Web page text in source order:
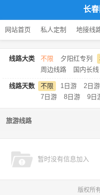
长
网站首页 私人定制 地接线
线路大类 不限 夕阳红专列
周边线路
国内长线
线路天数 不限 1日游 2日游
7日游
8日游 9日
旅游线路
暂时没有信息加入
版权所